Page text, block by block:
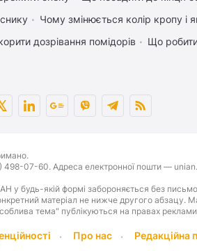
Чому змінюється колір кропу і
дозрівання помідорів
Що робити
07-60. Адреса електронної пошти —
у будь-якій формі забороняється без
матеріал не нижче другого абзацу.
тема" публікуються на правах
Про нас Редакційна